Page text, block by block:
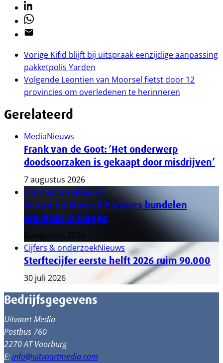
Linkedin
Whatsapp
Email
Vorige Kifid blijft bij uitspraak eenzijdige aanpassing
pakketpolis Yarden
Volgende Leontien van Moorsel fietst door 12
provincies om overledenen te herinneren
Gerelateerd
MediaNieuws
Frank van de Goot: ‘Het onderwerp
doodsoorzaken is gekaapt door misdrijven’
7 augustus 2026
InternationaalNieuws
Sereni en Funeral Partners bundelen
krachten in Europa
6 augustus 2026
Cijfers & onderzoekNieuws
Sterftecijfer eerste helft 2026 ruim 90.000
30 juli 2026
Bedrijfsgegevens
Uitvaart Media
Postbus 760
2270 AT Voorburg
E:info@uitvaartmedia.com